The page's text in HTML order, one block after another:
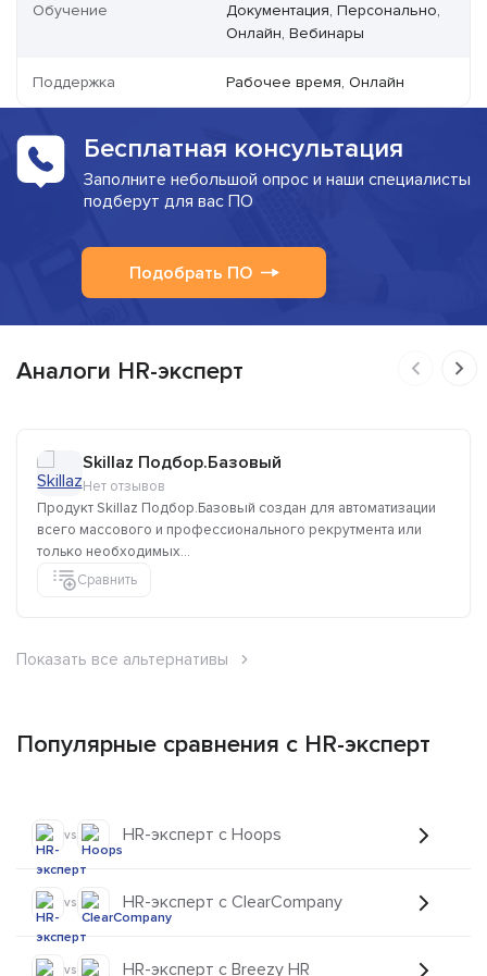
Обучение
Документация, Персонально,
Онлайн, Вебинары
Поддержка Рабочее время, Онлайн
Бесплатная консультация
Заполните небольшой опрос и наши специалисты
подберут для вас ПО
Подобрать ПО
Аналоги HR-эксперт
Skillaz Подбор.Базовый
Нет отзывов
Продукт Skillaz Подбор.Базовый создан для автоматизации
всего массового и профессионального рекрутмента или
только необходимых...
Сравнить
Показать все альтернативы
Популярные сравнения с HR-эксперт
vs HR-эксперт с Hoops
vs HR-эксперт с ClearCompany
vs HR-эксперт с Breezy HR